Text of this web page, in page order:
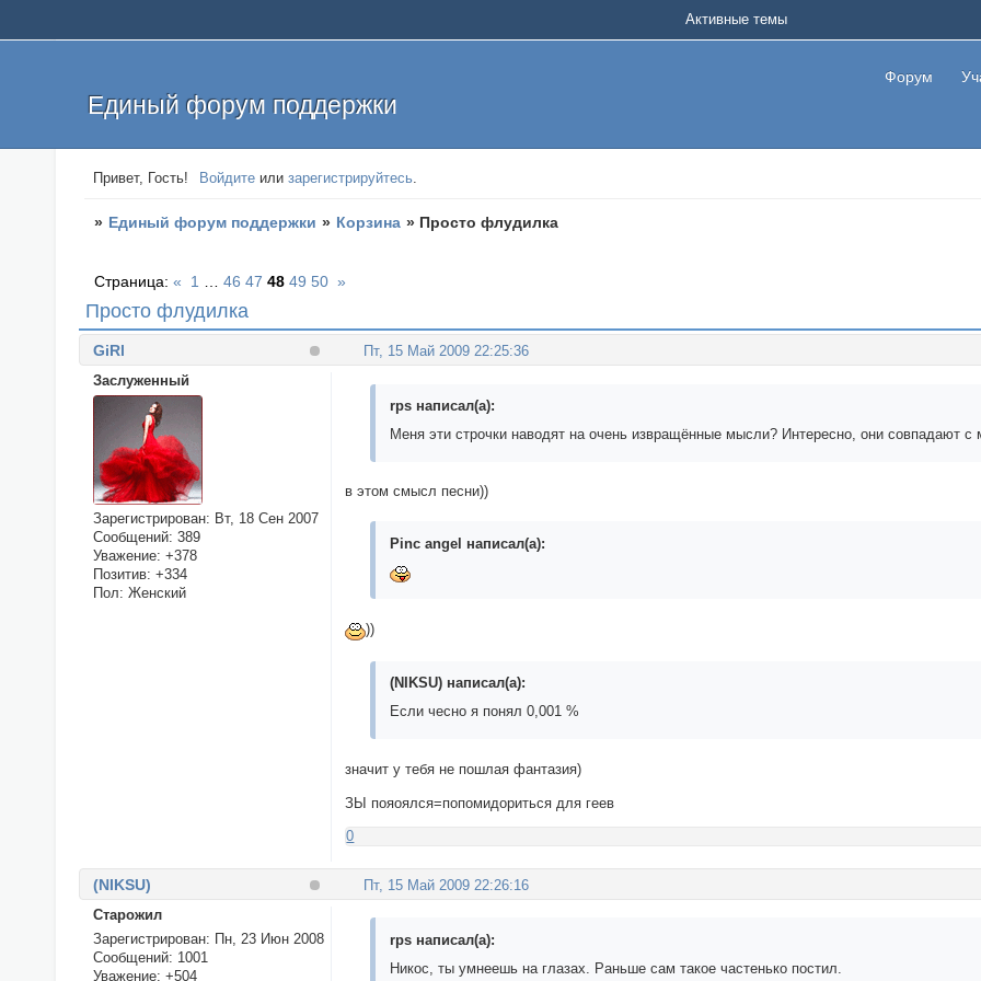
Единый форум поддержки
Форум
Активные темы
Привет, Гость! Войдите илизарегистрируйтесь.
» Единый форум поддержки » Корзина » Просто флудилка
Просто флудилка
Страница:« 1 46 47 48 49 50 »
Пт, 15 Май 2009 22:25:36
GiRl
Заслуженный
Зарегистрирован: Вт, 18 Сен 2007
Сообщений: 389
Уважение: +378
Позитив: +334
Пол: Женский
rps написал(а):
Меня эти строчки наводят на очень извращённые мысли? Интересно, они совпадают с
в этом смысл песни))
Pinc angel написал(а):
))
(NIKSU) написал(а):
Если чесно я понял 0,001 %
значит у тебя не пошлая фантазия)
ЗЫ пояоялся=попомидориться для геев
0
Пт, 15 Май 2009 22:26:16
(NIKSU)
Cтарожил
Зарегистрирован: Пн, 23 Июн 2008
Сообщений: 1001
Уважение: +504
rps написал(а):
Никос, ты умнеешь на глазах. Раньше сам такое частенько постил.